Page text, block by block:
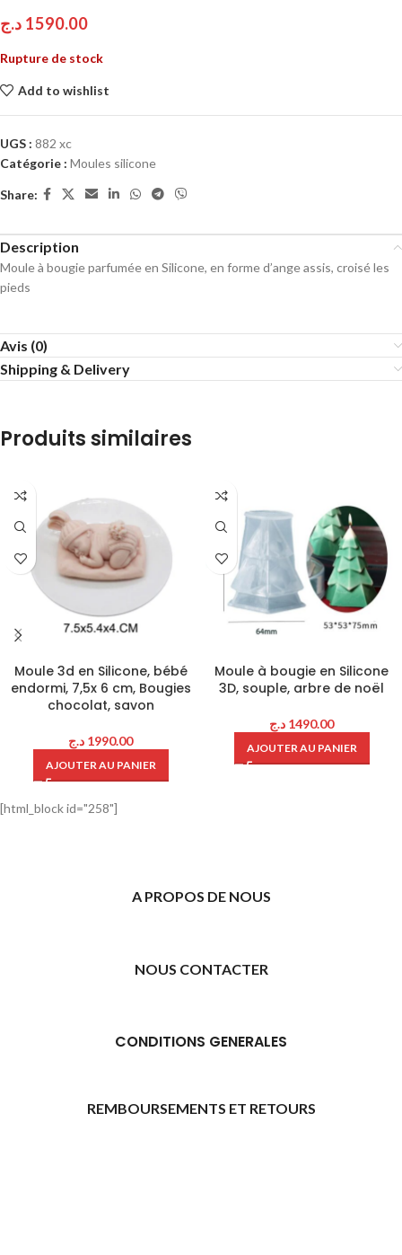
1590.00 د.ج
Rupture de stock
Add to wishlist
UGS : 882 xc
Catégorie : Moules silicone
Share:
Description
Moule à bougie parfumée en Silicone, en forme d’ange assis, croisé les
pieds
Avis (0)
Shipping & Delivery
Produits similaires
Moule 3d en Silicone, bébé
endormi, 7,5x 6 cm, Bougies
chocolat, savon
1990.00 د.ج
AJOUTER AU PANIER
Moule à bougie en Silicone
3D, souple, arbre de noël
1490.00 د.ج
AJOUTER AU PANIER
[html_block id="258"]
A PROPOS DE NOUS
NOUS CONTACTER
CONDITIONS GENERALES
REMBOURSEMENTS ET RETOURS